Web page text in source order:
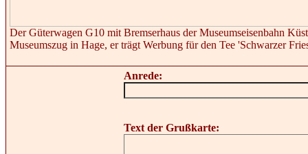
Der Güterwagen G10 mit Bremserhaus der Museumseisenbahn
Museumszug in Hage, er trägt Werbung für den Tee 'Schwarzer
Anrede:
Text der Grußkarte: